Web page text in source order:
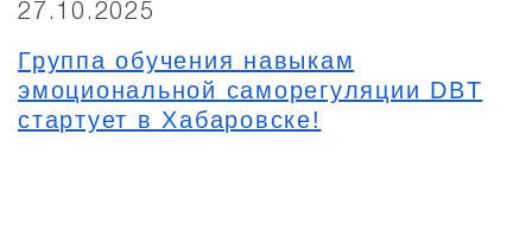
27.10.2025
Группа обучения навыкам
эмоциональной саморегуляции DBT
стартует в Хабаровске!